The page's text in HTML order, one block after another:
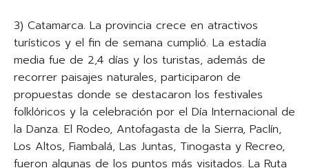
3) Catamarca. La provincia crece en atractivos
turísticos y el fin de semana cumplió. La estadía
media fue de 2,4 días y los turistas, además de
recorrer paisajes naturales, participaron de
propuestas donde se destacaron los festivales
folklóricos y la celebración por el Día Internacional de
la Danza. El Rodeo, Antofagasta de la Sierra, Paclín,
Los Altos, Fiambalá, Las Juntas, Tinogasta y Recreo,
fueron algunas de los puntos más visitados. La Ruta